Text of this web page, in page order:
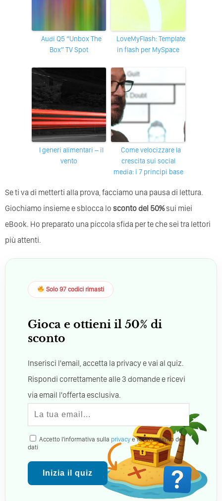
Audi Q5 “Unbox The
Box” TV Spot
LoveMyFlash: Template
in flash per MySpace
I generi alimentari – il
vento
Come velocizzare la
crescita sui social
media: i 7 principi base
Se ti va di metterti alla prova, facciamo una pausa di lettura.
Giochiamo insieme e sblocca lo sconto del 50%sui miei
eBook. Ho preparato una piccola sfida per te che sei tra lettori
più attenti.
Solo 97 codici rimasti
Gioca e ottieni il 50% di
sconto
Inserisci l'email, accetta la privacy e vai al quiz.
Rispondi correttamente alle 3 domande e ricevi
via email l'offerta esclusiva.
Accetto l'informativa sulla privacy e il trattamento dei
dati
Inizia il quiz